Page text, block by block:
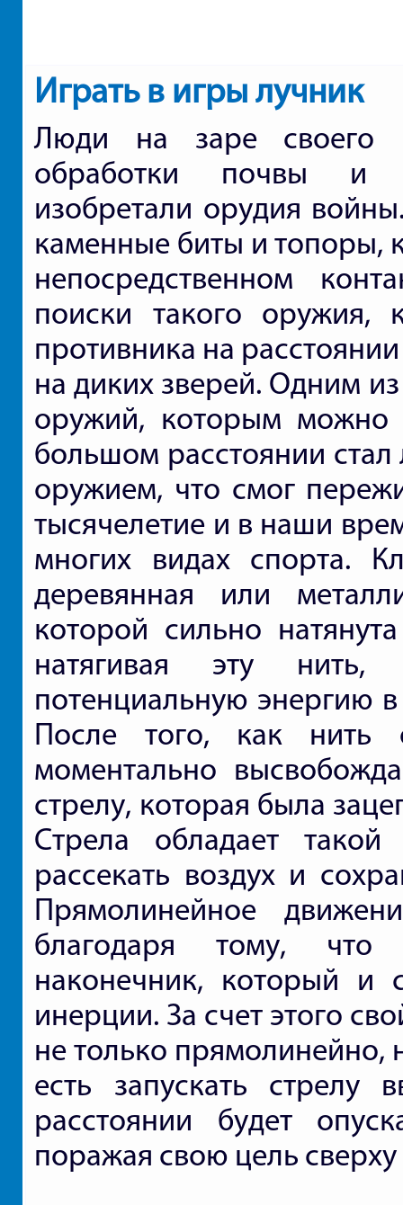
Играть в игры лучник
Люди на заре своего
обработки почвы и
изобретали орудия
каменные биты и топоры,
непосредственном
поиски такого оружия,
противника на
на диких зверей. Одним
оружий, которым можно
большом расстоянии
оружием, что смог
тысячелетие и в наши
многих видах спорта.
деревянная или
которой сильно
натягивая эту нить,
потенциальную энергию
После того, как нить
моментально
стрелу, которая была
Стрела обладает
рассекать воздух и
Прямолинейное
благодаря тому, что
наконечник, который и
инерции. За счет этого
не только прямолинейно,
есть запускать
расстоянии будет
поражая свою цель сверху